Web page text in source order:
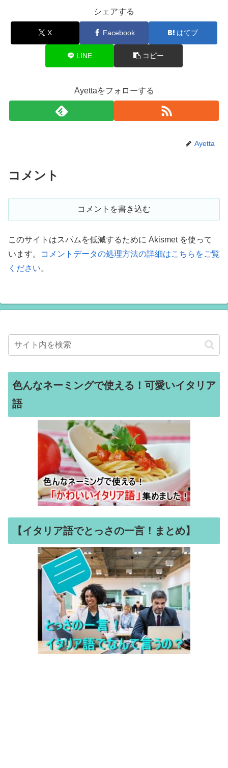
シェアする
X Facebook はてブ
LINE コピー
Ayettaをフォローする
Ayetta
コメント
コメントを書き込む
このサイトはスパムを低減するために Akismet を使って
います。
コメントデータの処理方法の詳細はこちらをご覧
ください。
色んなネーミングで使える！可愛いイタリア
語
【イタリア語でとっさの一言！まとめ】